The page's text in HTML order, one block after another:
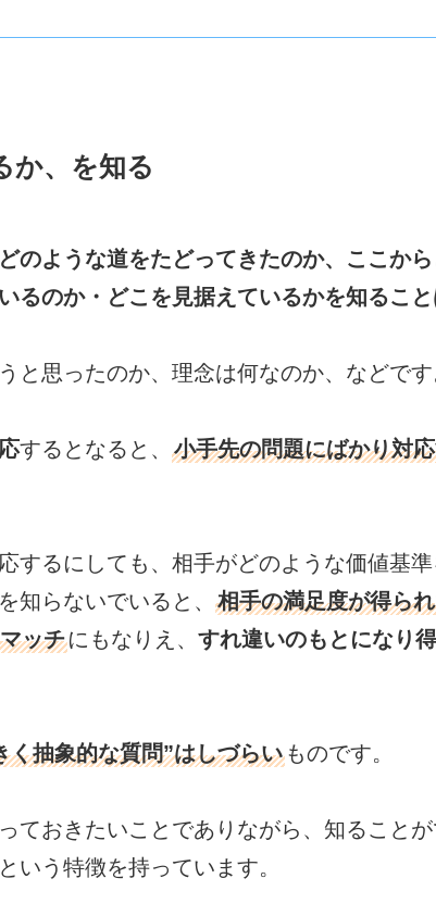
か、を知る
のような道をたどってきたのか、ここか
るのか・どこを見据えているかを知るこ
と思ったのか、理念は何なのか、などです
するとなると、 小手先の問題にばかり対
するにしても、相手がどのような価値基準
知らないでいると、 相手の満足度が得ら
ッチにもなりえ、 すれ違いのもとになり
く抽象的な質問”はしづらい ものです。
ておきたいことでありながら、知ること
いう特徴を持っています。